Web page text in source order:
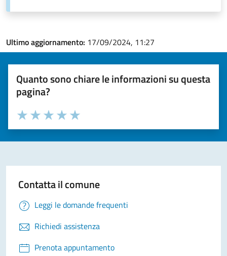
Ultimo aggiornamento: 17/09/2024, 11:27
Quanto sono chiare le informazioni su questa
pagina?
Valuta la chiarezza delle informazioni (da 1 a 5 stelle)
Seleziona il numero di stelle per valutare la chiarezza delle
Valuta 5 stelle su 5
Valuta 4 stelle su 5
Valuta 3 stelle su 5
Valuta 2 stelle su 5
Valuta 1 stelle su 5
Contatta il comune
Leggi le domande frequenti
Richiedi assistenza
Prenota appuntamento